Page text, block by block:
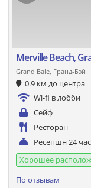
Merville Beach,
Grand Baie, Гранд-Бэй
0.9 км до центра
Wi-fi в лобби
Сейф
Ресторан
Ресепшн 24
Хорошее
По отзывам